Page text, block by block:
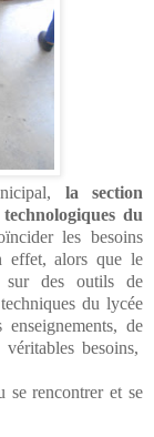
la section
du
les besoins
effet, alors que le
sur des outils de
du lycée
de
besoins,
se rencontrer et se